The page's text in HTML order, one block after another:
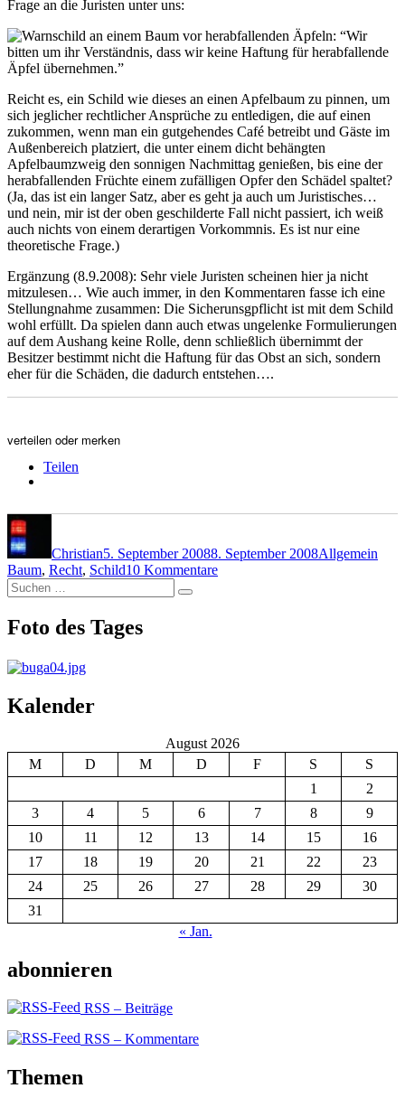
Frage an die Juristen unter uns:
Reicht es, ein Schild wie dieses an einen Apfelbaum zu pinnen, um
sich jeglicher rechtlicher Ansprüche zu entledigen, die auf einen
zukommen, wenn man ein gutgehendes Café betreibt und Gäste im
Außenbereich platziert, die unter einem dicht behängten
Apfelbaumzweig den sonnigen Nachmittag genießen, bis eine der
herabfallenden Früchte einem zufälligen Opfer den Schädel spaltet?
(Ja, das ist ein langer Satz, aber es geht ja auch um Juristisches…
und nein, mir ist der oben geschilderte Fall nicht passiert, ich weiß
auch nichts von einem derartigen Vorkommnis. Es ist nur eine
theoretische Frage.)
Ergänzung (8.9.2008): Sehr viele Juristen scheinen hier ja nicht
mitzulesen… Wie auch immer, in den Kommentaren fasse ich eine
Stellungnahme zusammen: Die Sicherunsgpflicht ist mit dem Schild
wohl erfüllt. Da spielen dann auch etwas ungelenke Formulierungen
auf dem Aushang keine Rolle, denn schließlich übernimmt der
Besitzer bestimmt nicht die Haftung für das Obst an sich, sondern
eher für die Schäden, die dadurch entstehen….
verteilen oder merken
Teilen
Christian5. September 20088. September 2008Allgemein
Baum, Recht, Schild10 Kommentarezu
Suchen
nach:
Suchen
Foto des Tages
Kalender
August 2026
M
D M D F S
S
1
2
3
4 5 6 7 8
9
10
11 12 13 14 15
16
17
18 19 20 21 22
23
24
25 26 27 28 29
30
31
« Jan.
abonnieren
RSS – Beiträge
RSS – Kommentare
Themen